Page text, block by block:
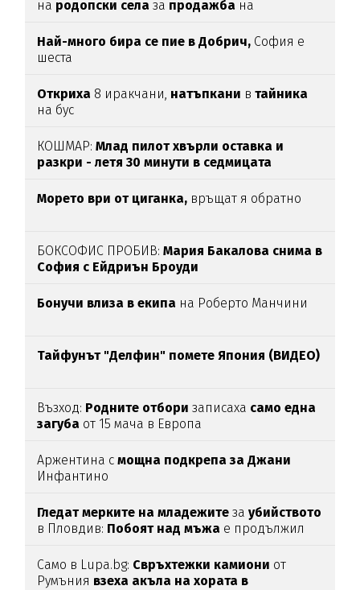
на родопски села за продажба на
Най-много бира се пие в Добрич, София е
шеста
Откриха 8 иракчани, натъпкани втайника
на бус
КОШМАР:Млад пилот хвърли оставка и
разкри - летя 30 минути в седмицата
Морето ври от циганка, връщат я обратно
БОКСОФИС ПРОБИВ:Мария Бакалова снима в
София с Ейдриън Броуди
Бонучи влиза в екипа на Роберто Манчини
Тайфунът "Делфин" помете Япония (ВИДЕО)
Възход: Родните отбори записаха само една
загуба от 15 мача в Европа
Аржентина смощна подкрепа за Джани
Инфантино
Гледат мерките на младежите за убийството
в Пловдив: Побоят над мъжа е продължил
Само в Lupa.bg: Свръхтежки камиони от
Румъния взеха акъла на хората в